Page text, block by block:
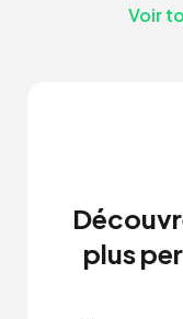
Voir
plus